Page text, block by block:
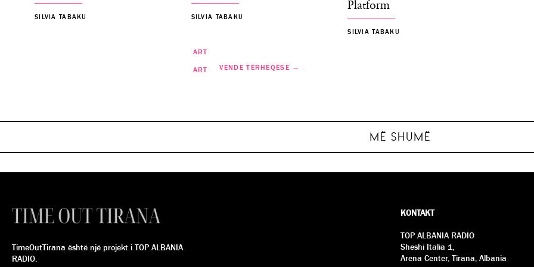
SILVIA TABAKU SILVIA TABAKU
Platform
SILVIA TABAKU
VENDE TËRHEQËSE →
MË SHUMË
ART
SILVIA TABAKU
ART
SILVIA TABAKU
TimeOutTirana është një projekt i TOP ALBANIA
RADIO.
KONTAKT
TOP ALBANIA RADIO
Sheshi Italia 1,
Arena Center, Tirana, Albania